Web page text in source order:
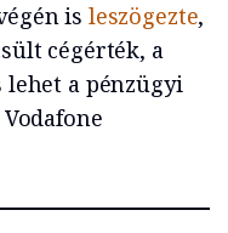
is leszögezte,
cégérték, a
lehet a pénzügyi